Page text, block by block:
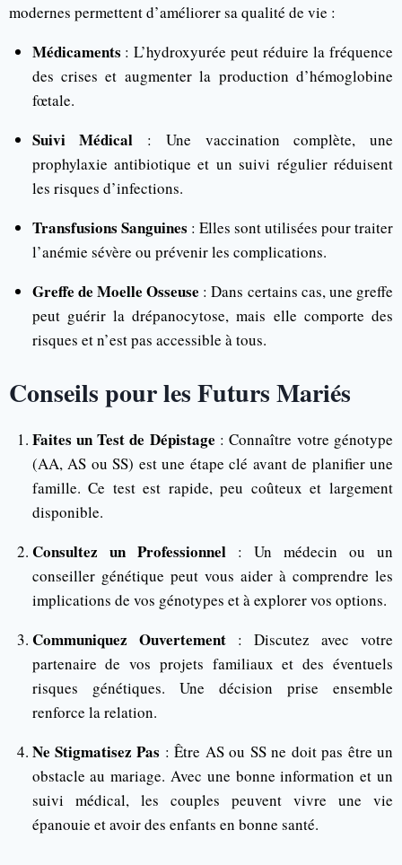
modernes permettent d’améliorer sa qualité de vie :
Médicaments : L’hydroxyurée peut réduire la fréquence
des crises et augmenter la production d’hémoglobine
fœtale.
Suivi Médical : Une vaccination complète, une
prophylaxie antibiotique et un suivi régulier réduisent
les risques d’infections.
Transfusions Sanguines : Elles sont utilisées pour traiter
l’anémie sévère ou prévenir les complications.
Greffe de Moelle Osseuse : Dans certains cas, une greffe
peut guérir la drépanocytose, mais elle comporte des
risques et n’est pas accessible à tous.
Conseils pour les Futurs Mariés
Faites un Test de Dépistage : Connaître votre génotype
(AA, AS ou SS) est une étape clé avant de planifier une
famille. Ce test est rapide, peu coûteux et largement
disponible.
Consultez un Professionnel: Un médecin ou un
conseiller génétique peut vous aider à comprendre les
implications de vos génotypes et à explorer vos options.
Communiquez Ouvertement: Discutez avec votre
partenaire de vos projets familiaux et des éventuels
risques génétiques. Une décision prise ensemble
renforce la relation.
Ne Stigmatisez Pas : Être AS ou SS ne doit pas être un
obstacle au mariage. Avec une bonne information et un
suivi médical, les couples peuvent vivre une vie
épanouie et avoir des enfants en bonne santé.